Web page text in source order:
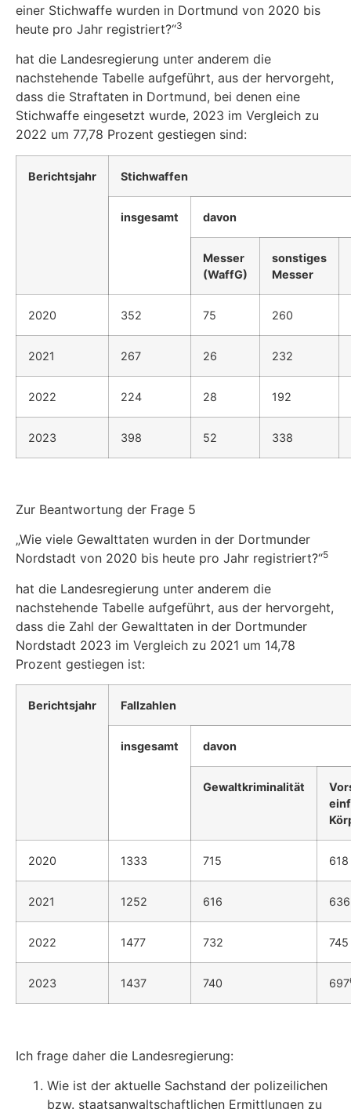
einer Stichwaffe wurden in Dortmund von 2020 bis
heute pro Jahr registriert?“3
hat die Landesregierung unter anderem die
nachstehende Tabelle aufgeführt, aus der hervorgeht,
dass die Straftaten in Dortmund, bei denen eine
Stichwaffe eingesetzt wurde, 2023 im Vergleich zu
2022 um 77,78 Prozent gestiegen sind:
Berichtsjahr Stichwaffen
insgesamt davon
Messer
(WaffG)
sonstiges
Messer
2020 352 75 260
2021 267 26 232
2022 224 28 192
2023 398 52 338
Zur Beantwortung der Frage 5
„Wie viele Gewalttaten wurden in der Dortmunder
Nordstadt von 2020 bis heute pro Jahr registriert?“5
hat die Landesregierung unter anderem die
nachstehende Tabelle aufgeführt, aus der hervorgeht,
dass die Zahl der Gewalttaten in der Dortmunder
Nordstadt 2023 im Vergleich zu 2021 um 14,78
Prozent gestiegen ist:
Berichtsjahr Fallzahlen
insgesamt davon
Gewaltkriminalität
2020 1333 715 618
2021 1252 616 636
2022 1477 732 745
2023 1437 740 697
Ich frage daher die Landesregierung:
Wie ist der aktuelle Sachstand der polizeilichen
bzw. staatsanwaltschaftlichen Ermittlungen zu